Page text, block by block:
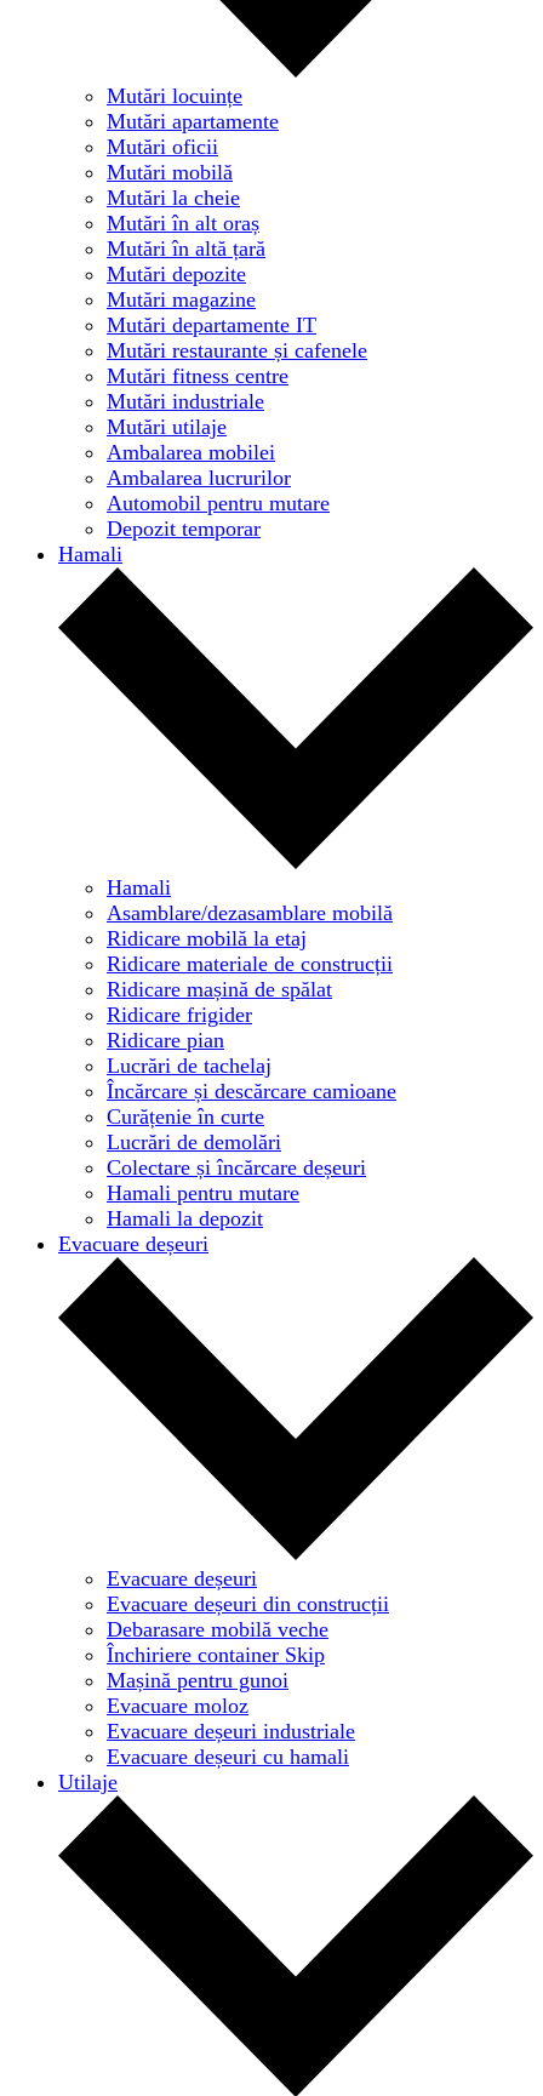
Mutări locuințe
Mutări apartamente
Mutări oficii
Mutări mobilă
Mutări la cheie
Mutări în alt oraș
Mutări în altă țară
Mutări depozite
Mutări magazine
Mutări departamente IT
Mutări restaurante și cafenele
Mutări fitness centre
Mutări industriale
Mutări utilaje
Ambalarea mobilei
Ambalarea lucrurilor
Automobil pentru mutare
Depozit temporar
Hamali
Hamali
Asamblare/dezasamblare mobilă
Ridicare mobilă la etaj
Ridicare materiale de construcții
Ridicare mașină de spălat
Ridicare frigider
Ridicare pian
Lucrări de tachelaj
Încărcare și descărcare camioane
Curățenie în curte
Lucrări de demolări
Colectare și încărcare deșeuri
Hamali pentru mutare
Hamali la depozit
Evacuare deșeuri
Evacuare deșeuri
Evacuare deșeuri din construcții
Debarasare mobilă veche
Închiriere container Skip
Mașină pentru gunoi
Evacuare moloz
Evacuare deșeuri industriale
Evacuare deșeuri cu hamali
Utilaje